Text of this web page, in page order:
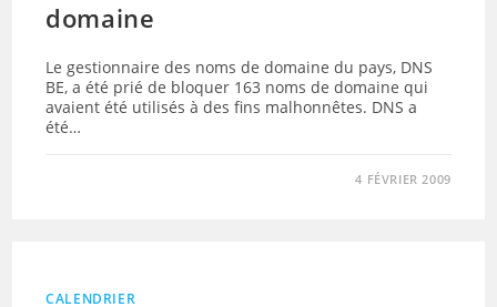
domaine
Le gestionnaire des noms de domaine du pays, DNS
BE, a été prié de bloquer 163 noms de domaine qui
avaient été utilisés à des fins malhonnêtes. DNS a
été…
4 FÉVRIER 2009
CALENDRIER